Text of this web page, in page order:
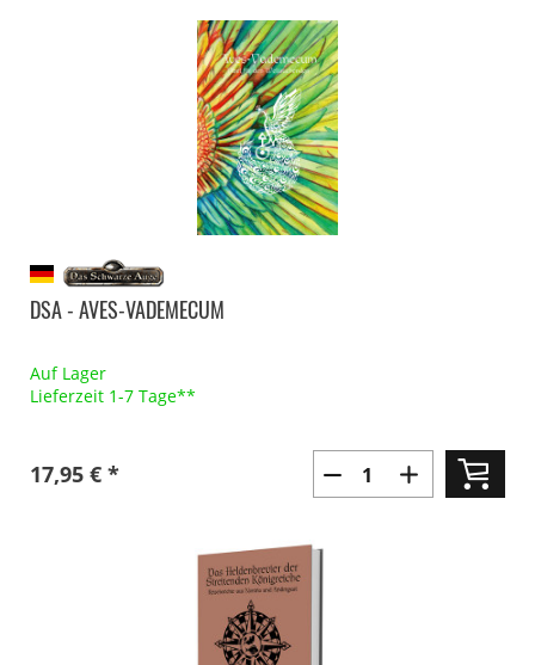
DSA - AVES-VADEMECUM
Auf Lager
Lieferzeit 1-7 Tage**
17,95 € *